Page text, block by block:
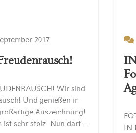
2017
Wir sind
Und genießen in
Auszeichnung!
Das gesamte Team ist sehr stolz. Nun darf jeder mal den „Großen Preis des Mittelstandes“ in den Händen halten. Möchten Sie sich auch…